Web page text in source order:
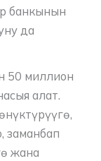
банкынын
да
50 миллион
алат.
заманбап
жана